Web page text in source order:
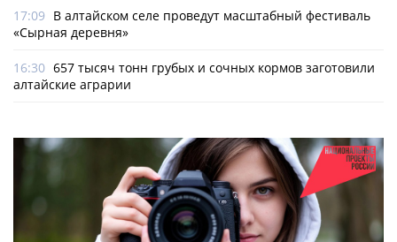
17:09 В алтайском селе проведут масштабный фестиваль
«Сырная деревня»
16:30 657 тысяч тонн грубых и сочных кормов заготовили
алтайские аграрии